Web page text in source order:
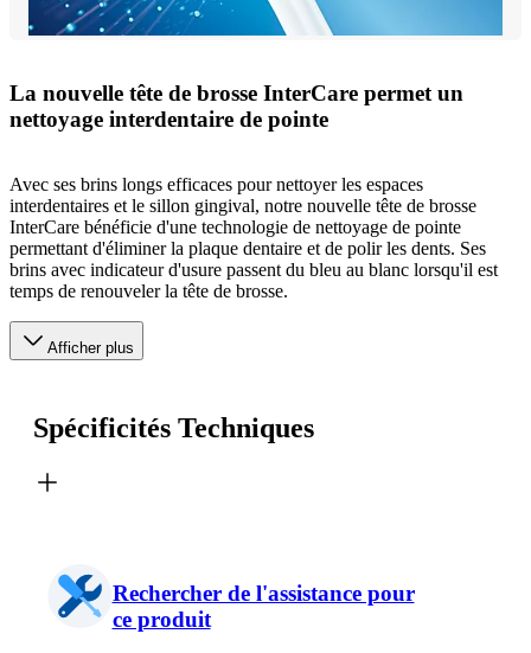
La nouvelle tête de brosse InterCare permet un
nettoyage interdentaire de pointe
Avec ses brins longs efficaces pour nettoyer les espaces
interdentaires et le sillon gingival, notre nouvelle tête de brosse
InterCare bénéficie d'une technologie de nettoyage de pointe
permettant d'éliminer la plaque dentaire et de polir les dents. Ses
brins avec indicateur d'usure passent du bleu au blanc lorsqu'il est
temps de renouveler la tête de brosse.
Afficher plus
Spécificités Techniques
Rechercher de l'assistance pour
ce produit